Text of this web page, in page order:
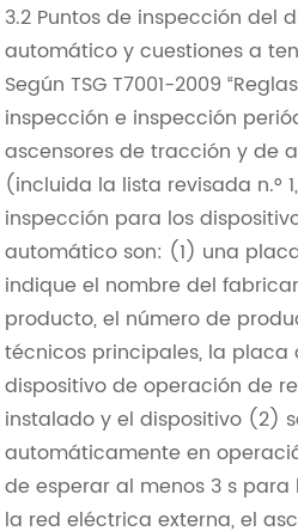
3.2 Puntos de inspección del
automático y cuestiones a
Según TSG T7001-2009
inspección e inspección
ascensores de tracción y de
(incluida la lista revisada n.°
inspección para los
automático son: (1) una
indique el nombre del
producto, el número de
técnicos principales, la
dispositivo de operación de
instalado y el dispositivo (2)
automáticamente en
de esperar al menos 3 s
la red eléctrica externa, el